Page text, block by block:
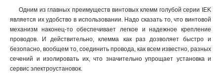
Одним из главных преимуществ винтовых клемм голубой серии IEK
является их удобство в использовании. Надо сказать то, что винтовой
механизм наконец-то обеспечивает легкое и надежное крепление
проводов. И действительно, клемма как раз дозволяет быстро и
безопасно, вообщем то, соединить провода, как всем известно, разных
сечений и изолировать их, что значительно упрощает установка и
сервис электроустановок.